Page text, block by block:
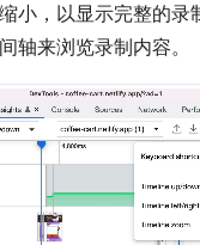
小，以显示完整的录
轴来浏览录制内容。